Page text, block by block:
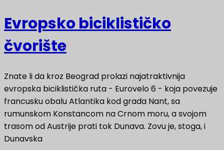
Evropsko biciklističko
čvorište
Znate li da kroz Beograd prolazi najatraktivnija
evropska biciklistička ruta - Eurovelo 6 - koja povezuje
francusku obalu Atlantika kod grada Nant, sa
rumunskom Konstancom na Crnom moru, a svojom
trasom od Austrije prati tok Dunava. Zovu je, stoga, i
Dunavska